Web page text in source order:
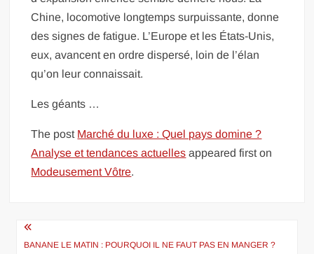
Chine, locomotive longtemps surpuissante, donne
des signes de fatigue. L’Europe et les États-Unis,
eux, avancent en ordre dispersé, loin de l’élan
qu’on leur connaissait.
Les géants …
The post Marché du luxe : Quel pays domine ?
Analyse et tendances actuelles appeared first on
Modeusement Vôtre.
Navigation
BANANE LE MATIN : POURQUOI IL NE FAUT PAS EN MANGER ?